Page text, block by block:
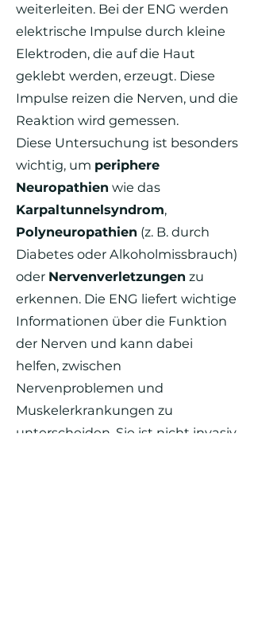
weiterleiten. Bei der ENG werden
elektrische Impulse durch kleine
Elektroden, die auf die Haut
geklebt werden, erzeugt. Diese
Impulse reizen die Nerven, und die
Reaktion wird gemessen.
Diese Untersuchung ist besonders
wichtig, um periphere
Neuropathien wie das
Karpaltunnelsyndrom,
Polyneuropathien (z. B. durch
Diabetes oder Alkoholmissbrauch)
oder Nervenverletzungen zu
erkennen. Die ENG liefert wichtige
Informationen über die Funktion
der Nerven und kann dabei
helfen, zwischen
Nervenproblemen und
Muskelerkrankungen zu
unterscheiden. Sie ist nicht invasiv,